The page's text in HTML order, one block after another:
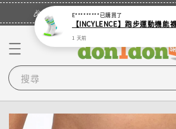
🎉登入會員・領取您的專屬折扣券！
搜尋
E*********已購買了
1 天前